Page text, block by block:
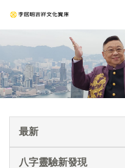
最新
八字靈驗新發現